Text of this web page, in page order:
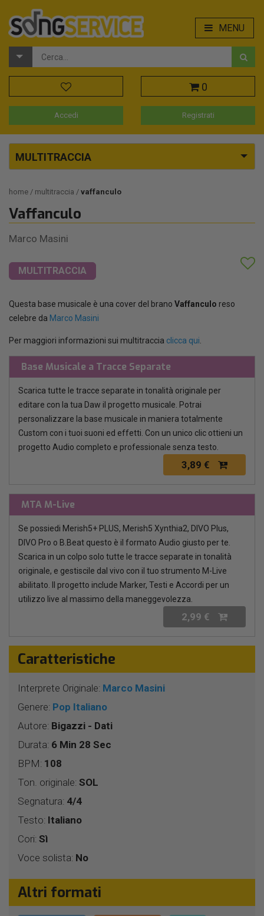
MENU
0
Accedi Registrati
MULTITRACCIA
home multitraccia vaffanculo
Vaffanculo
Marco Masini
MULTITRACCIA
Questa base musicale è una cover del brano Vaffanculo reso
celebre da Marco Masini
Per maggiori informazioni sui multitraccia clicca qui
Base Musicale a Tracce Separate
Scarica tutte le tracce separate in tonalità originale per
editare con la tua Daw il progetto musicale. Potrai
personalizzare la base musicale in maniera totalmente
Custom con i tuoi suoni ed effetti. Con un unico clic ottieni un
progetto Audio completo e professionale senza testo.
3,89 €
MTA M-Live
Se possiedi Merish5+ PLUS, Merish5 Xynthia2, DIVO Plus,
DIVO Pro o B.Beat questo è il formato Audio giusto per te.
Scarica in un colpo solo tutte le tracce separate in tonalità
originale, e gestiscile dal vivo con il tuo strumento M-Live
abilitato. Il progetto include Marker, Testi e Accordi per un
utilizzo live al massimo della maneggevolezza.
2,99 €
Caratteristiche
Interprete Originale: Marco Masini
Genere: Pop Italiano
Autore: Bigazzi - Dati
Durata: 6 Min 28 Sec
BPM: 108
Ton. originale: SOL
Segnatura: 4/4
Testo: Italiano
Cori: Sì
Voce solista: No
Altri formati